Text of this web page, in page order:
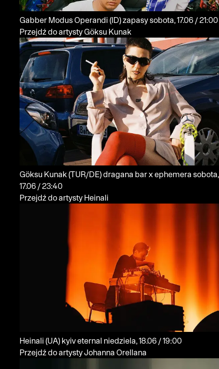
Gabber Modus Operandi (ID)zapasy
sobota, 17.06 / 21:00
Przejdź do artysty Göksu Kunak
Göksu Kunak(TUR/DE)dragana bar x ephemera sobota,
17.06 / 23:40
Przejdź do artysty Heinali
Heinali (UA) kyiv eternal
niedziela, 18.06 / 19:00
Przejdź do artysty Johanna Orellana